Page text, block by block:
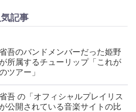
記事
吾のバンドメンバーだった姫野
所属するチューリップ「これが
ツアー」
吾 の「オフィシャルプレイリス
が公開されている音楽サイトの比